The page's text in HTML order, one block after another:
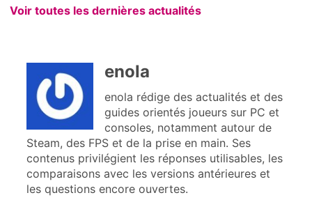
Voir toutes les dernières actualités
enola
enola rédige des actualités et des
guides orientés joueurs sur PC et
consoles, notamment autour de
Steam, des FPS et de la prise en main. Ses
contenus privilégient les réponses utilisables, les
comparaisons avec les versions antérieures et
les questions encore ouvertes.